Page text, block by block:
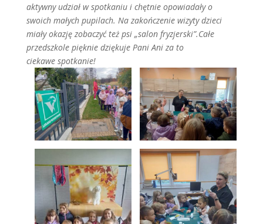
aktywny udział w spotkaniu i chętnie opowiadały o
swoich małych pupilach. Na zakończenie wizyty dzieci
miały okazję zobaczyć też psi „salon fryzjerski”.Całe
przedszkole pięknie dziękuje Pani Ani za to
ciekawe spotkanie!